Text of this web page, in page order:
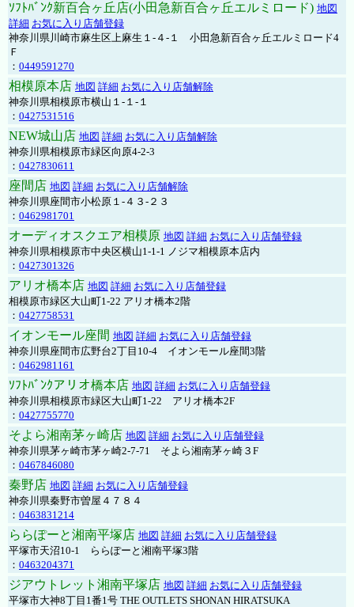
ｿﾌﾄﾊﾞﾝｸ新百合ヶ丘店(小田急新百合ヶ丘エルミロード) 地図
詳細 お気に入り店舗登録
神奈川県川崎市麻生区上麻生１-４-１ 小田急新百合ヶ丘エルミロード4
Ｆ
： 0449591270
相模原本店 地図 詳細 お気に入り店舗解除
神奈川県相模原市横山１-１-１
： 0427531516
NEW城山店 地図 詳細 お気に入り店舗解除
神奈川県相模原市緑区向原4-2-3
： 0427830611
座間店 地図 詳細 お気に入り店舗解除
神奈川県座間市小松原１-４３-２３
： 0462981701
オーディオスクエア相模原 地図 詳細 お気に入り店舗登録
神奈川県相模原市中央区横山1-1-1 ノジマ相模原本店内
： 0427301326
アリオ橋本店 地図 詳細 お気に入り店舗登録
相模原市緑区大山町1-22 アリオ橋本2階
： 0427758531
イオンモール座間 地図 詳細 お気に入り店舗登録
神奈川県座間市広野台2丁目10-4 イオンモール座間3階
： 0462981161
ｿﾌﾄﾊﾞﾝｸアリオ橋本店 地図 詳細 お気に入り店舗登録
神奈川県相模原市緑区大山町1-22 アリオ橋本2F
： 0427755770
そよら湘南茅ヶ崎店 地図 詳細 お気に入り店舗登録
神奈川県茅ヶ崎市茅ヶ崎2‐7‐71 そよら湘南茅ヶ崎３F
： 0467846080
秦野店 地図 詳細 お気に入り店舗登録
神奈川県秦野市曽屋４７８４
： 0463831214
ららぽーと湘南平塚店 地図 詳細 お気に入り店舗登録
平塚市天沼10-1 ららぽーと湘南平塚3階
： 0463204371
ジアウトレット湘南平塚店 地図 詳細 お気に入り店舗登録
平塚市大神8丁目1番1号 THE OUTLETS SHONAN HIRATSUKA